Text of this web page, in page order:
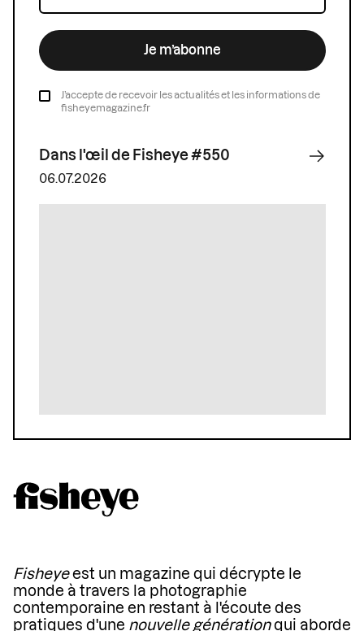
Je m’abonne
J’accepte de recevoir les actualités et les informations de
fisheyemagazine.fr
Dans l'œil de Fisheye #550
06.07.2026
Fisheyeest un magazine qui décrypte le
monde à travers la photographie
contemporaine en restant à l'écoute des
pratiques d'une nouvelle générationqui aborde